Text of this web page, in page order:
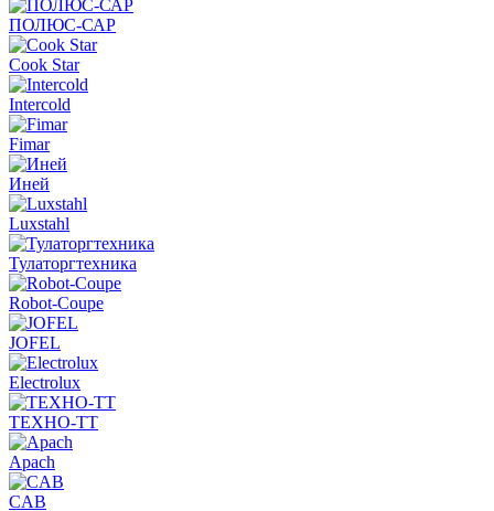
ПОЛЮС-САР
Cook Star
Intercold
Fimar
Иней
Luxstahl
Тулаторгтехника
Robot-Coupe
JOFEL
Electrolux
ТЕХНО-ТТ
Apach
CAB